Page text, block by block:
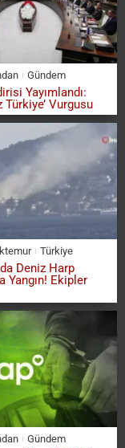
Gündem
Yayımlandı:
Türkiye’ Vurgusu
Türkiye
Deniz Harp
Yangın! Ekipler
Gündem